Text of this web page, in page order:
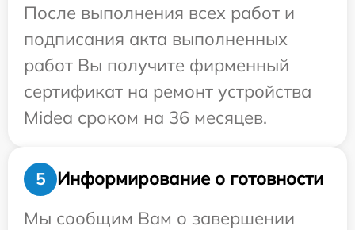
После выполнения всех работ и
подписания акта выполненных
работ Вы получите фирменный
сертификат на ремонт устройства
Midea сроком на 36 месяцев.
5
Информирование о готовности
Мы сообщим Вам о завершении